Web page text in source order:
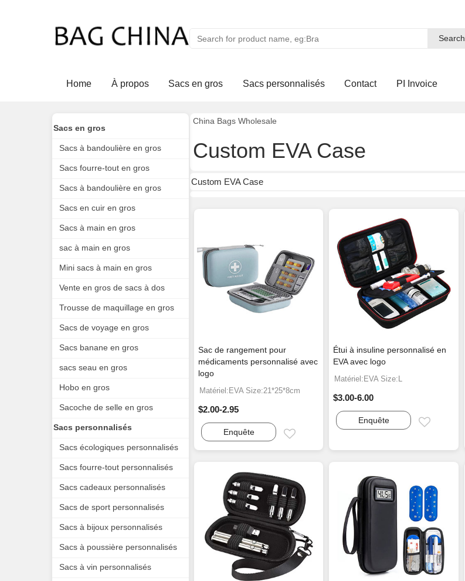
Search
Search
Home À propos Sacs en gros Sacs personnalisés Contact PI Invoice
China Bags Wholesale
Custom EVA Case
Custom EVA Case
Sac de rangement pour
médicaments personnalisé avec
logo
Matériel:EVA Size:21*25*8cm
$2.00-2.95
Enquête
Étui à insuline personnalisé en
EVA avec logo
Matériel:EVA Size:L
$3.00-6.00
Enquête
Sacs en gros
Sacs à bandoulière en gros
Sacs fourre-tout en gros
Sacs à bandoulière en gros
Sacs en cuir en gros
Sacs à main en gros
sac à main en gros
Mini sacs à main en gros
Vente en gros de sacs à dos
Trousse de maquillage en gros
Sacs de voyage en gros
Sacs banane en gros
sacs seau en gros
Hobo en gros
Sacoche de selle en gros
Sacs personnalisés
Sacs écologiques personnalisés
Sacs fourre-tout personnalisés
Sacs cadeaux personnalisés
Sacs de sport personnalisés
Sacs à bijoux personnalisés
Sacs à poussière personnalisés
Sacs à vin personnalisés